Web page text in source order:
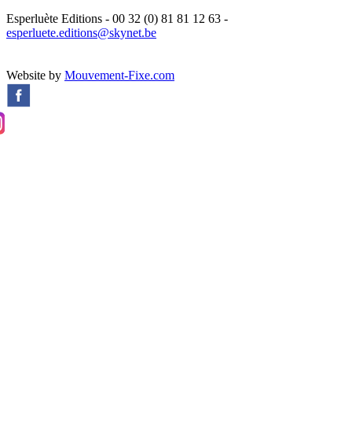
Esperluète Editions - 00 32 (0) 81 81 12 63 -
esperluete.editions@skynet.be
Website by Mouvement-Fixe.com